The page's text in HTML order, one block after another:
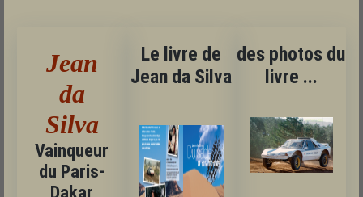
Jean
da
Silva
Vainqueur
du Paris-
Dakar
Le livre de
Jean da Silva
des photos du
livre ...